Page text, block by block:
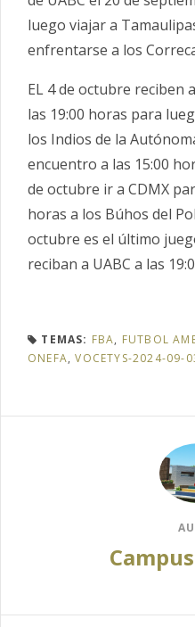
luego viajar a
enfrentarse a los
EL 4 de octubre reciben
las 19:00 horas para
los Indios de la
encuentro a las 15:00
de octubre ir a CDMX
horas a los Búhos del
octubre es el último
reciban a UABC a las
TEMAS: FBA, FUTBOL
ONEFA,VOCETYS-2024-09-